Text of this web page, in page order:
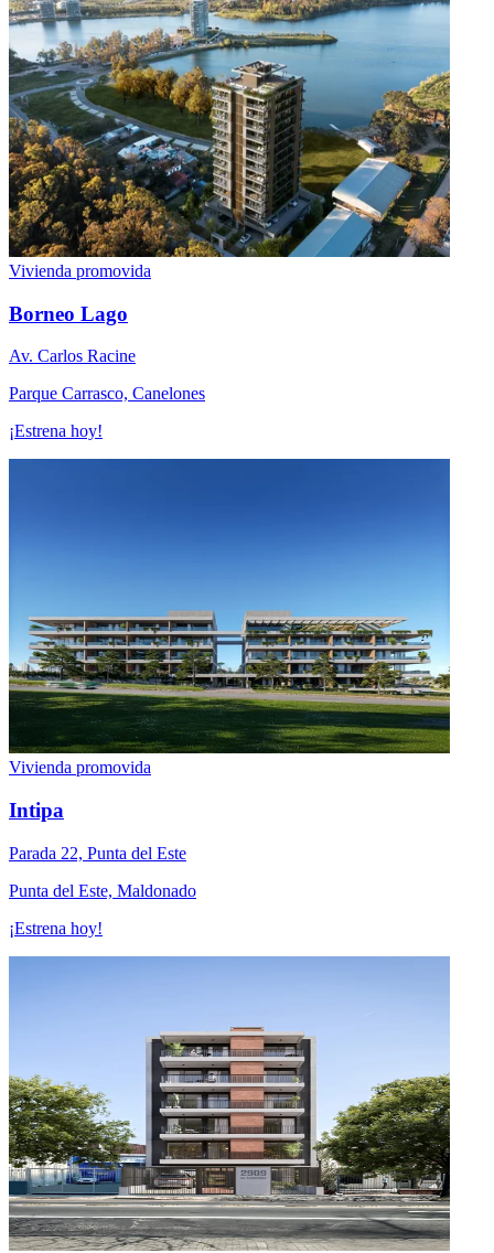
Vivienda promovida
Borneo Lago
Av. Carlos Racine
Parque Carrasco, Canelones
¡Estrena hoy!
Vivienda promovida
Intipa
Parada 22, Punta del Este
Punta del Este, Maldonado
¡Estrena hoy!